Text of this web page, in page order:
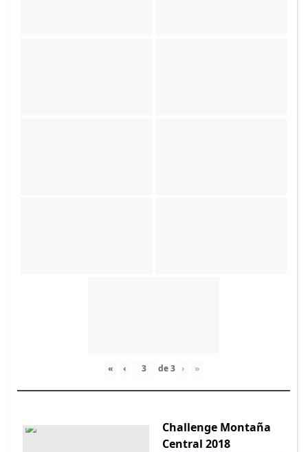
« ‹ de3 › »
Challenge Montaña
Central 2018